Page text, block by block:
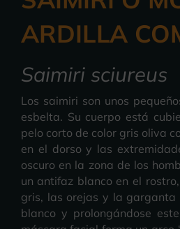
ARDILLA
Saimiri sciureus
Los saimiri son unos
esbelta. Su cuerpo está
pelo corto de color gris oliva
en el dorso y las
oscuro en la zona de los
un antifaz blanco en el
gris, las orejas y la garganta
blanco y prolongándose